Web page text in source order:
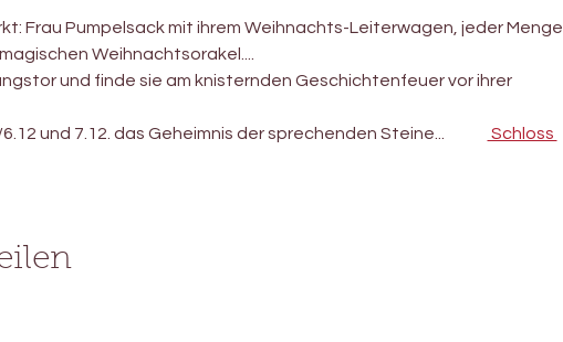
Frau Pumpelsack mit ihrem Weihnachts-Leiterwagen, jeder Menge
Weihnachtsorakel....
und finde sie am knisternden Geschichtenfeuer vor ihrer
6.12 und 7.12. das Geheimnis der sprechenden Steine...
Schloss